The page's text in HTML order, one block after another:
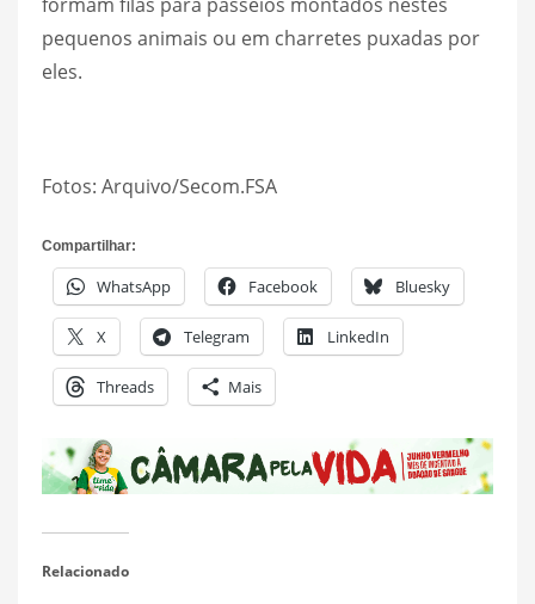
pequenos animais ou em charretes puxadas por
eles.
Fotos: Arquivo/Secom.FSA
Compartilhar:
WhatsApp Facebook Bluesky
X Telegram LinkedIn
Threads Mais
Relacionado